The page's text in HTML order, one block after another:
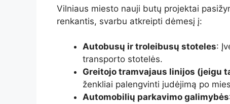
Vilniaus miesto nauji butų projektai
renkantis, svarbu atkreipti dėmesį į:
Autobusų ir troleibusų stoteles:
transporto stotelės.
Greitojo tramvajaus linijos (jeigu
ženkliai palengvinti judėjimą po
Automobilių parkavimo galimybės